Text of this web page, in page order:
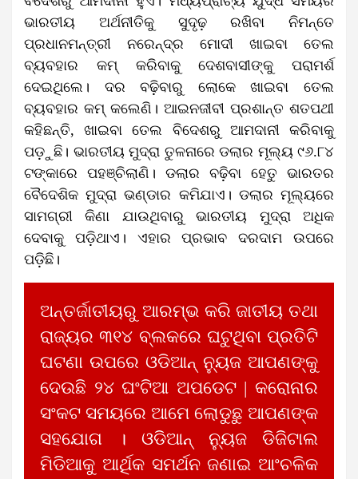
ଭାରତୀୟ ଅର୍ଥନୀତିକୁ ସୁଦୃଢ଼ ରଖିବା ନିମନ୍ତେ
ପ୍ରଧାନମନ୍ତ୍ରୀ ନରେନ୍ଦ୍ର ମୋଦୀ ଖାଇବା ତେଲ
ବ୍ୟବହାର କମ୍‌ କରିବାକୁ ଦେଶବାସୀଙ୍କୁ ପରାମର୍ଶ
ଦେଇଥିଲେ। ଦର ବଢ଼ିବାରୁ ଲୋକେ ଖାଇବା ତେଲ
ବ୍ୟବହାର କମ୍‌ କଲେଣି। ଆଇନଜୀବୀ ପ୍ରଶାନ୍ତ ଶତପଥୀ
କହିଛନ୍ତି, ଖାଇବା ତେଲ ବିଦେଶରୁ ଆମଦାନୀ କରିବାକୁ
ପଡ଼ୁଛି। ଭାରତୀୟ ମୁଦ୍ରା ତୁଳନାରେ ଡଲାର ମୂଲ୍ୟ ୯୬.୮୪
ଟଙ୍କାରେ ପହଞ୍ଚିଲାଣି। ଡଲାର ବଢ଼ିବା ହେତୁ ଭାରତର
ବୈଦେଶିକ ମୁଦ୍ରା ଭଣ୍ଡାର କମିଯାଏ। ଡଲାର ମୂଲ୍ୟରେ
ସାମଗ୍ରୀ କିଣା ଯାଉଥିବାରୁ ଭାରତୀୟ ମୁଦ୍ରା ଅଧିକ
ଦେବାକୁ ପଡ଼ିଥାଏ। ଏହାର ପ୍ରଭାବ ଦରଦାମ ଉପରେ
ପଡ଼ିଛି।
ଅନ୍ତର୍ଜାତୀୟରୁ ଆରମ୍ଭ କରି ଜାତୀୟ ତଥା
ରାଜ୍ୟର ୩୧୪ ବ୍ଲକରେ ଘଟୁଥିବା ପ୍ରତିଟି
ଘଟଣା ଉପରେ ଓଡିଆନ୍ ନ୍ୟୁଜ ଆପଣଙ୍କୁ
ଦେଉଛି ୨୪ ଘଂଟିଆ ଅପଡେଟ | କରୋନାର
ସଂକଟ ସମୟରେ ଆମେ ଲୋଡୁଛୁ ଆପଣଙ୍କ
ସହଯୋଗ । ଓଡିଆନ୍ ନ୍ୟୁଜ ଡିଜିଟାଲ
ମିଡିଆକୁ ଆର୍ଥିକ ସମର୍ଥନ ଜଣାଇ ଆଂଚଳିକ